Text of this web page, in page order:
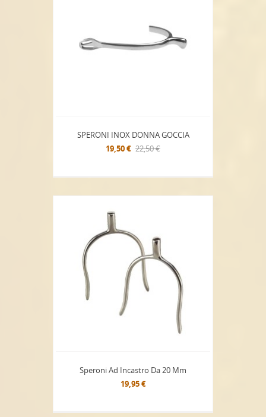
SPERONI INOX DONNA GOCCIA
19,50 € 22,50 €
Speroni Ad Incastro Da 20 Mm
19,95 €